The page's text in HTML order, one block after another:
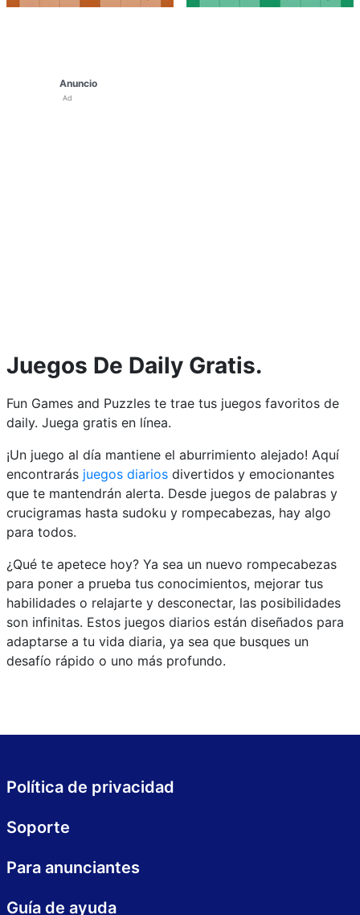
Anuncio
Ad
Juegos De Daily Gratis.
Fun Games and Puzzles te trae tus juegos favoritos de
daily. Juega gratis en línea.
¡Un juego al día mantiene el aburrimiento alejado! Aquí
encontrarás juegos diarios divertidos y emocionantes
que te mantendrán alerta. Desde juegos de palabras y
crucigramas hasta sudoku y rompecabezas, hay algo
para todos.
¿Qué te apetece hoy? Ya sea un nuevo rompecabezas
para poner a prueba tus conocimientos, mejorar tus
habilidades o relajarte y desconectar, las posibilidades
son infinitas. Estos juegos diarios están diseñados para
adaptarse a tu vida diaria, ya sea que busques un
desafío rápido o uno más profundo.
Política de privacidad
Soporte
Para anunciantes
Guía de ayuda